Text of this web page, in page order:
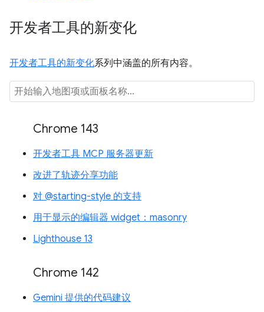
开发者工具的新变化
开发者工具的新变化系列中涵盖的所有内容。
Chrome 143
开发者工具 MCP 服务器更新
改进了轨迹分享功能
对 @starting-style 的支持
用于显示的编辑器 widget：masonry
Lighthouse 13
Chrome 142
Gemini 提供的代码建议